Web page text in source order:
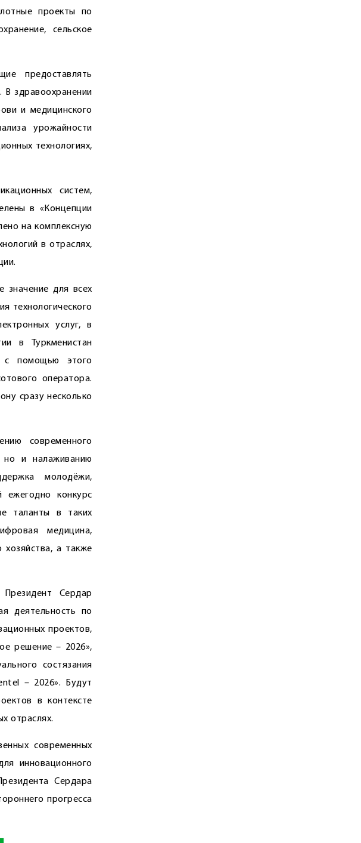
проекты по
сельское
предоставлять
здравоохранении
и медицинского
урожайности
технологиях,
систем,
в «Концепции
на комплексную
в отраслях,
значение для всех
технологического
услуг, в
в Туркменистан
с помощью этого
оператора.
сразу несколько
сов­ременного
но и налаживанию
молодёжи,
конкурс
таланты в таких
медицина,
хозяйства, а также
Сердар
деятельность по
проектов,
решение – 2026»,
состязания
– 2026». Будут
в контексте
отраслях.
современных
инновационного
Сердара
прогресса